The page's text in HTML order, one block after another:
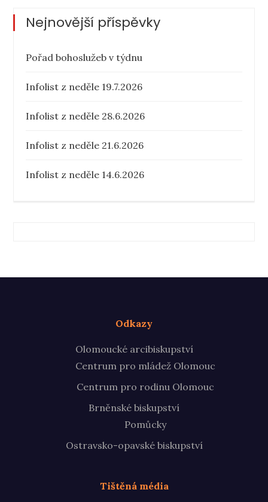
Nejnovější příspěvky
Pořad bohoslužeb v týdnu
Infolist z neděle 19.7.2026
Infolist z neděle 28.6.2026
Infolist z neděle 21.6.2026
Infolist z neděle 14.6.2026
Odkazy
Olomoucké arcibiskupství
Centrum pro mládež Olomouc
Centrum pro rodinu Olomouc
Brněnské biskupství
Pomůcky
Ostravsko-opavské biskupství
Tištěná média